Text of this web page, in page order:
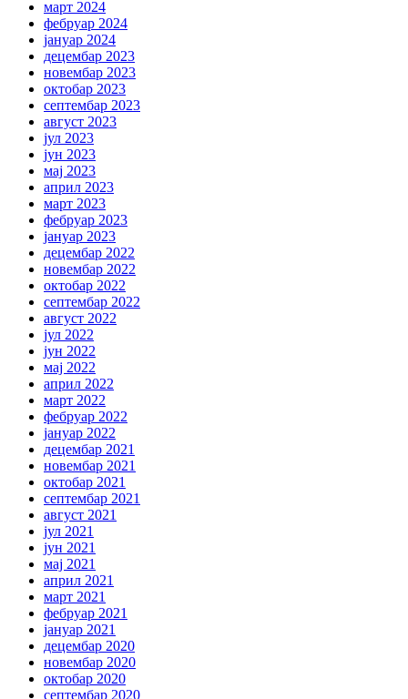
март 2024
фебруар 2024
јануар 2024
децембар 2023
новембар 2023
октобар 2023
септембар 2023
август 2023
јул 2023
јун 2023
мај 2023
април 2023
март 2023
фебруар 2023
јануар 2023
децембар 2022
новембар 2022
октобар 2022
септембар 2022
август 2022
јул 2022
јун 2022
мај 2022
април 2022
март 2022
фебруар 2022
јануар 2022
децембар 2021
новембар 2021
октобар 2021
септембар 2021
август 2021
јул 2021
јун 2021
мај 2021
април 2021
март 2021
фебруар 2021
јануар 2021
децембар 2020
новембар 2020
октобар 2020
септембар 2020